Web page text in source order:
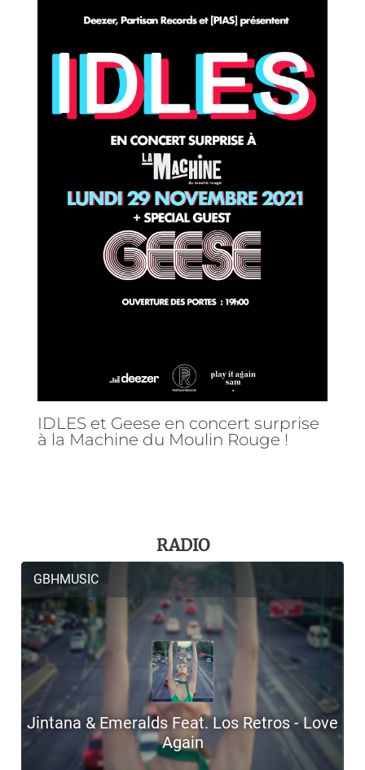
IDLES et Geese en concert surprise
à la Machine du Moulin Rouge !
RADIO